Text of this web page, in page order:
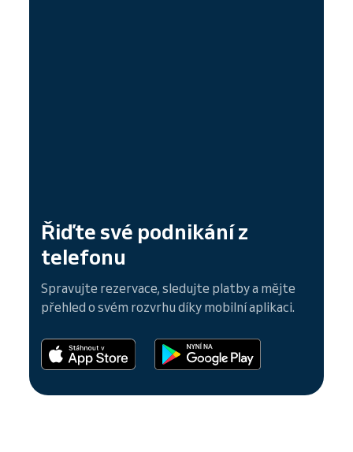
Řiďte své podnikání z
telefonu
Spravujte rezervace, sledujte platby a mějte
přehled o svém rozvrhu díky mobilní aplikaci.